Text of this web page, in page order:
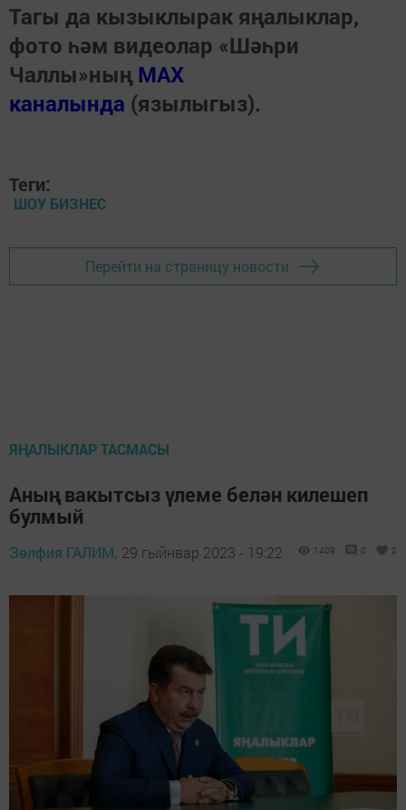
Тагы да кызыклырак яңалыклар,
фото һәм видеолар «Шәһри
Чаллы»ның MAX
каналында (язылыгыз).
Теги:
ШОУ БИЗНЕС
Перейти на страницу новости
ЯҢАЛЫКЛАР ТАСМАСЫ
Аның вакытсыз үлеме белән килешеп
булмый
Зөлфия ГАЛИМ, 29 гыйнвар 2023 - 19:22 1409 0 2